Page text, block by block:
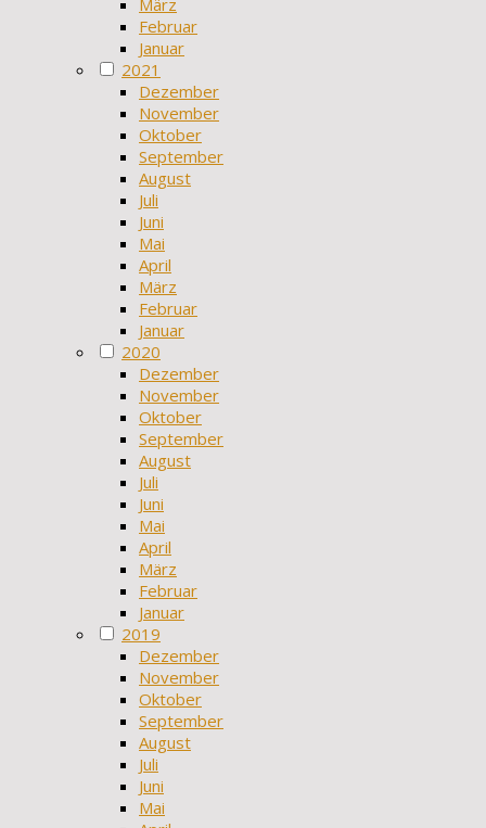
März
Februar
Januar
2021
Dezember
November
Oktober
September
August
Juli
Juni
Mai
April
März
Februar
Januar
2020
Dezember
November
Oktober
September
August
Juli
Juni
Mai
April
März
Februar
Januar
2019
Dezember
November
Oktober
September
August
Juli
Juni
Mai